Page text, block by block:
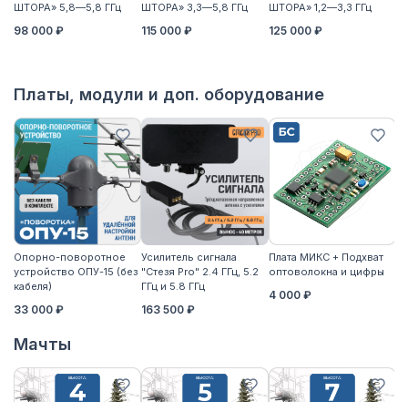
ШТОРА» 5,8—5,8 ГГц
98 000 ₽
ШТОРА» 3,3—5,8 ГГц
115 000 ₽
ШТОРА» 1,2—3,3 ГГц
125 000 ₽
Платы, модули и доп. оборудование
Опорно-поворотное
устройство ОПУ-15 (без
кабеля)
33 000 ₽
Усилитель сигнала
"Стезя Pro" 2.4 ГГц, 5.2
ГГц и 5.8 ГГц
163 500 ₽
Плата МИКС + Подхват
оптоволокна и цифры
4 000 ₽
Мачты